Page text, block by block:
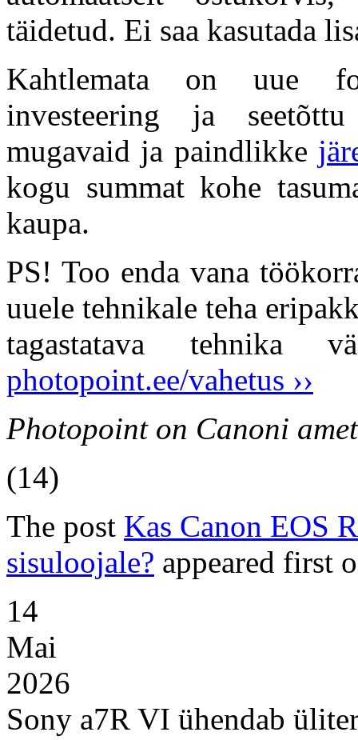
täidetud. Ei saa kasutada
Kahtlemata on uue
investeering ja
mugavaid ja paindlikke
kogu summat kohe
kaupa.
PS! Too enda vana
uuele tehnikale teha
tagastatava tehnika
photopoint.ee/vahetus ››
Photopoint on Canoni
(14)
The post Kas Canon EOS
sisuloojale? appeared first
14
Mai
2026
Sony a7R VI ühendab